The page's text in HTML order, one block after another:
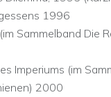
1996
Sammelband Die
Imperiums (im
2000